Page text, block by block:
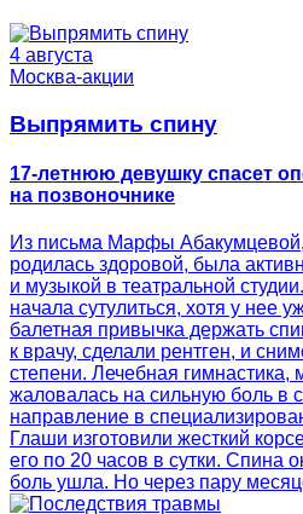
4 августа
Москва-акции
Выпрямить спину
17-летнюю девушку спасет
на позвоночнике
Из письма Марфы
родилась здоровой, была
и музыкой в театральной
начала сутулиться, хотя у нее
балетная привычка держать
к врачу, сделали рентген, и
степени. Лечебная гимнастика,
жаловалась на сильную боль в
направление в
Глаши изготовили жесткий
его по 20 часов в сутки. Спина
боль ушла. Но через пару